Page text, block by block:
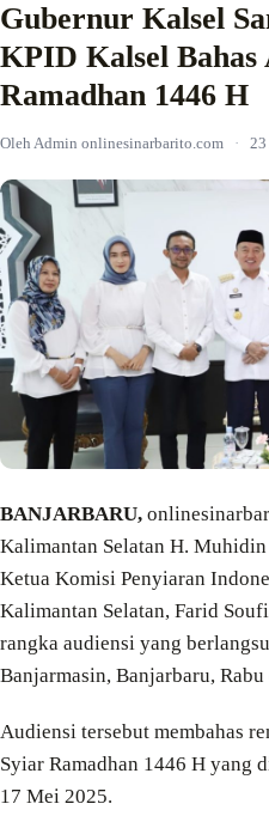
Gubernur Kalsel
KPID Kalsel Bahas
Ramadhan 1446 H
Oleh Admin onlinesinarbarito.com ·
BANJARBARU,
Kalimantan Selatan H.
Ketua Komisi Penyiaran
Kalimantan Selatan, Farid
rangka audiensi yang
Banjarmasin, Banjarbaru,
Audiensi tersebut membahas
Syiar Ramadhan 1446 H yang
17 Mei 2025.